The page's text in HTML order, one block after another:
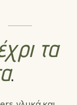
τα
.